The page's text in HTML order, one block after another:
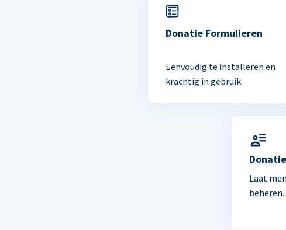
Donatie Formulieren
Eenvoudig te installeren en
krachtig in gebruik.
Laat
beheren.